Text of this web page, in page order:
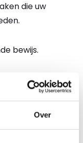
Over
die uw
bewijs.